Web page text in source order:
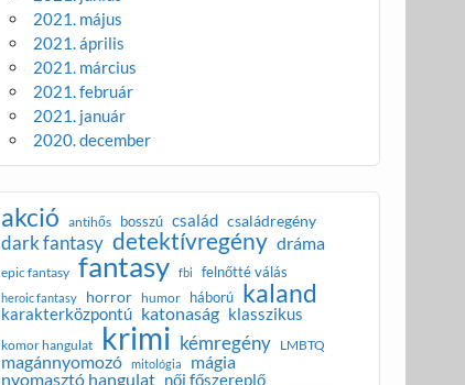
2021. május
2021. április
2021. március
2021. február
2021. január
2020. december
akció antihős bosszú család családregény
dark fantasy detektívregény dráma
epic fantasy fantasy fbi felnőtté válás
heroic fantasy horror humor háború kaland
karakterközpontú katonaság klasszikus
komor hangulat krimi kémregény LMBTQ
magánnyomozó mitológia mágia
nyomasztó hangulat női főszereplő